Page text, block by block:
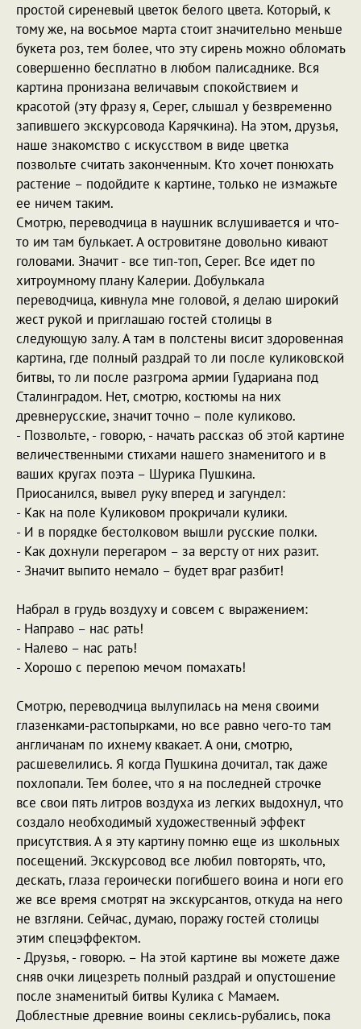
простой сиреневый цветок белого цвета. Который, к
тому же, на восьмое марта стоит значительно меньше
букета роз, тем более, что эту сирень можно обломать
совершенно бесплатно в любом палисаднике. Вся
картина пронизана величавым спокойствием и
красотой (эту фразу я, Серег, слышал у безвременно
запившего экскурсовода Карячкина). На этом, друзья,
наше знакомство с искусством в виде цветка
позвольте считать законченным. Кто хочет понюхать
растение – подойдите к картине, только не измажьте
ее ничем таким.
Смотрю, переводчица в наушник вслушивается и что-
то им там булькает. А островитяне довольно кивают
головами. Значит - все тип-топ, Серег. Все идет по
хитроумному плану Калерии. Добулькала
переводчица, кивнула мне головой, я делаю широкий
жест рукой и приглашаю гостей столицы в
следующую залу. А там в полстены висит здоровенная
картина, где полный раздрай то ли после куликовской
битвы, то ли после разгрома армии Гудариана под
Сталинградом. Нет, смотрю, костюмы на них
древнерусские, значит точно – поле куликово.
- Позвольте, - говорю, - начать рассказ об этой картине
величественными стихами нашего знаменитого и в
ваших кругах поэта – Шурика Пушкина.
Приосанился, вывел руку вперед и загундел:
- Как на поле Куликовом прокричали кулики.
- И в порядке бестолковом вышли русские полки.
- Как дохнули перегаром – за версту от них разит.
- Значит выпито немало – будет враг разбит!
Набрал в грудь воздуху и совсем с выражением:
- Направо – нас рать!
- Налево – нас рать!
- Хорошо с перепою мечом помахать!
Смотрю, переводчица вылупилась на меня своими
глазенками-растопырками, но все равно чего-то там
англичанам по ихнему квакает. А они, смотрю,
расшевелились. Я когда Пушкина дочитал, так даже
похлопали. Тем более, что я на последней строчке
все свои пять литров воздуха из легких выдохнул, что
создало необходимый художественный эффект
присутствия. А я эту картину помню еще из школьных
посещений. Экскурсовод все любил повторять, что,
дескать, глаза героически погибшего воина и ноги его
же все время смотрят на экскурсантов, откуда на него
не взгляни. Сейчас, думаю, поражу гостей столицы
этим спецэффектом.
- Друзья, - говорю. – На этой картине вы можете даже
сняв очки лицезреть полный раздрай и опустошение
после знаменитый битвы Кулика с Мамаем.
Доблестные древние воины секлись-рубались, пока